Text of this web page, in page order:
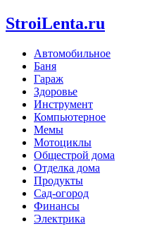
StroiLenta.ru
Автомобильное
Баня
Гараж
Здоровье
Инструмент
Компьютерное
Мемы
Мотоциклы
Общестрой дома
Отделка дома
Продукты
Сад-огород
Финансы
Электрика